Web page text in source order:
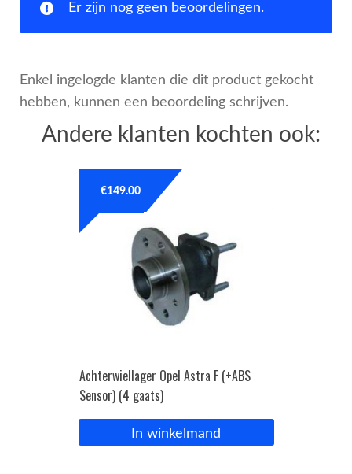
Er zijn nog geen beoordelingen.
Enkel ingelogde klanten die dit product gekocht
hebben, kunnen een beoordeling schrijven.
Andere klanten kochten ook:
Achterwiellager Opel Astra F (+ABS
Sensor) (4 gaats)
€149.00
In winkelmand